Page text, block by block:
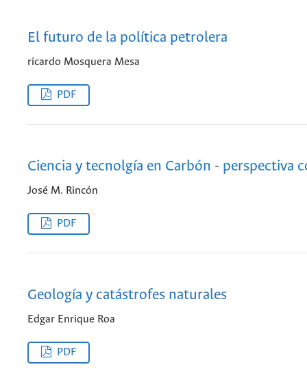
El futuro de la política petrolera
ricardo Mosquera Mesa
PDF
Ciencia y tecnolgía en Carbón - perspectiva
José M. Rincón
PDF
Geología y catástrofes naturales
Edgar Enrique Roa
PDF